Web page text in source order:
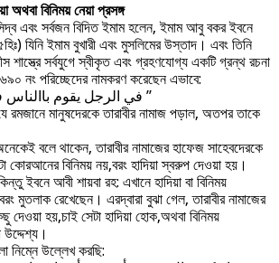
অথবা বিনিময় নেয়া প্রসঙ্গ
এবং সর্বজন বিদিত ইমাম হলেন, ইমাম আবু বকর ইবনে
যিনি ইমাম বুখারী এবং মুসলিমের উস্তাদ। এবং তিনি
শাস্ত্রে সর্বযুগে স্বীকৃত এবং গ্রহণযোগ্য একটি গ্রন্থ রচনা
নং পরিচ্ছেদের নামকরণ করেছেন এভাবে:
” في الرجل يقوم باالناس في رمضان فيعطى ”
রমজানে মানুষদেরকে তারাবীর নামাজ পড়াল, অতপর তাকে
বলে থাকেন, তারাবীর নামাজের হাফেজ সাহেবদেরকে
কোরআনের বিনিময় নয়,বরং হাদিয়া স্বরুপ দেওয়া হয়।
ইবনে আবী শায়বা রহ: এখানে হাদিয়া বা বিনিময়
মুতলাক রেখেছেন। এরদ্বারা বুঝা গেল, তারাবীর নামাজের
দেওয়া হয়,চাই সেটা হাদিয়া হোক,অথবা বিনিময়
উদ্দেশ্য।
নিম্নে উল্লেখ করছি: